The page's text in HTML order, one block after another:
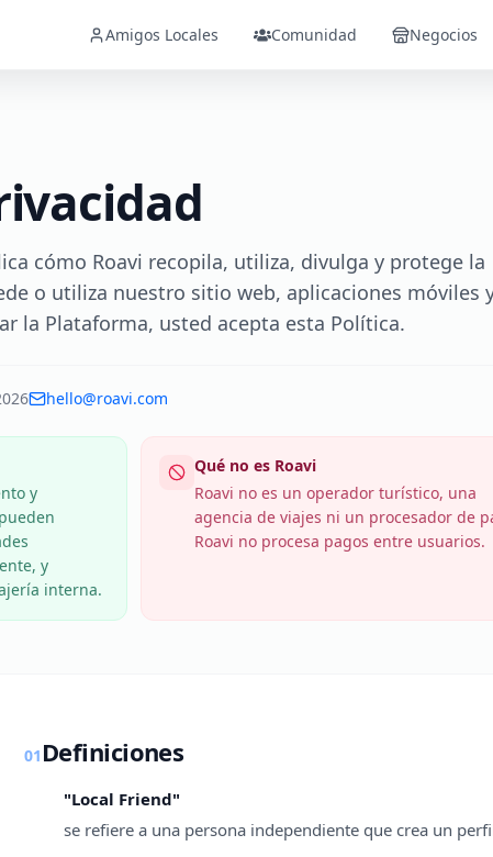
Amigos Locales Comunidad Negocios
cómo Roavi recopila, utiliza, divulga y protege la
o utiliza nuestro sitio web, aplicaciones móviles
la Plataforma, usted acepta esta Política.
hello@roavi.com
y
y
interna.
Qué no es Roavi
Roavi no es un operador turístico, una
agencia de viajes ni un procesador de
Roavi no procesa pagos entre usuarios.
01 Definiciones
"Local Friend"
se refiere a una persona independiente que crea un